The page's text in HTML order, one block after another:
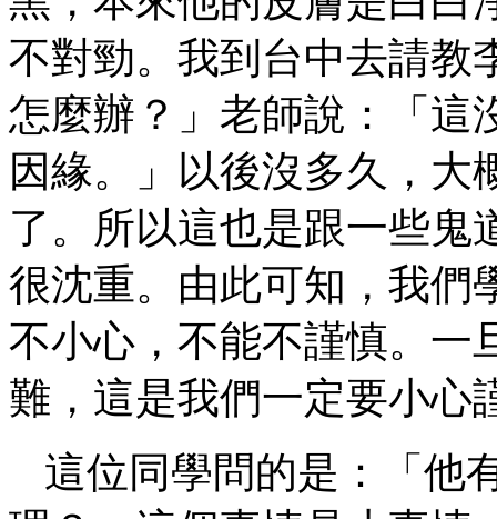
不對勁。我到台中去請教
怎麼辦？」老師說：「這
因緣。」以後沒多久，大
了。所以這也是跟一些鬼
很沈重。由此可知，我們
不小心，不能不謹慎。一
難，這是我們一定要小心
這位同學問的是：「他